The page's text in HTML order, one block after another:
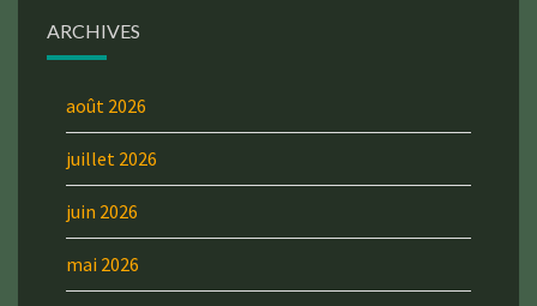
ARCHIVES
août 2026
juillet 2026
juin 2026
mai 2026